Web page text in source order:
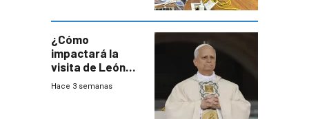
¿Cómo
impactará la
visita de León
XIV a Uruguay?
Hace 3 semanas